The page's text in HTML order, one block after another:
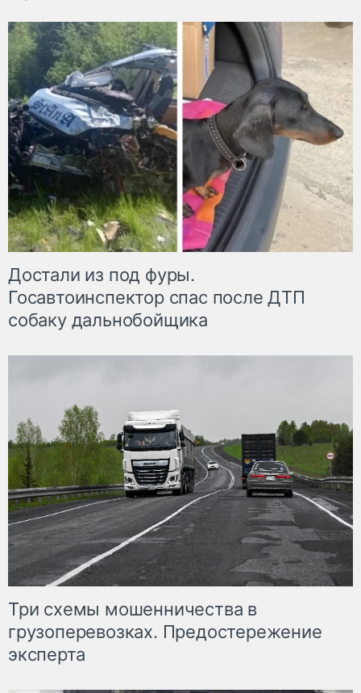
Достали из под фуры.
Госавтоинспектор спас после ДТП
собаку дальнобойщика
Три схемы мошенничества в
грузоперевозках. Предостережение
эксперта